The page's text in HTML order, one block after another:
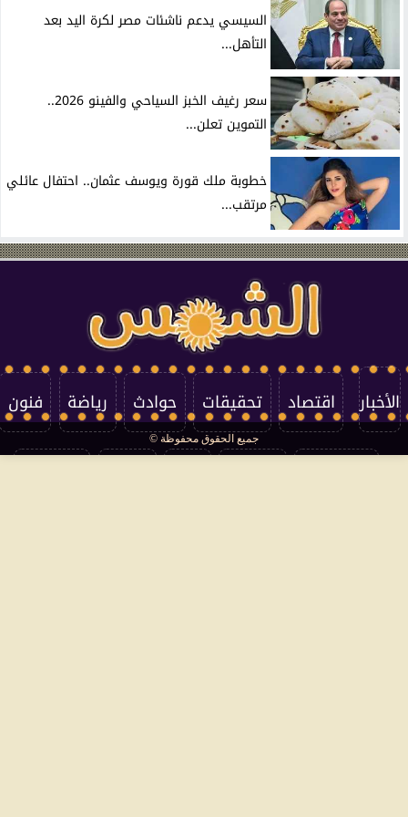
السيسي يدعم ناشئات مصر لكرة اليد بعد
التأهل...
سعر رغيف الخبز السياحي والفينو 2026..
التموين تعلن...
خطوبة ملك قورة ويوسف عثمان.. احتفال عائلي
مرتقب...
الأخبار اقتصاد تحقيقات حوادث رياضة فنون
جميع الحقوق محفوظة ©